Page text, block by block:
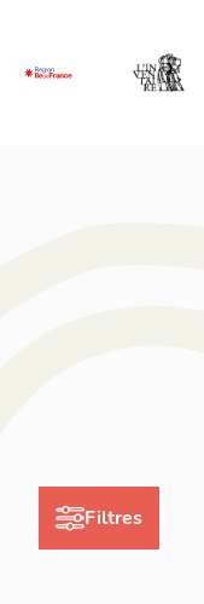
Filtres